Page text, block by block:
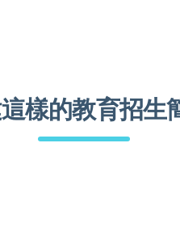
樣的教育招生